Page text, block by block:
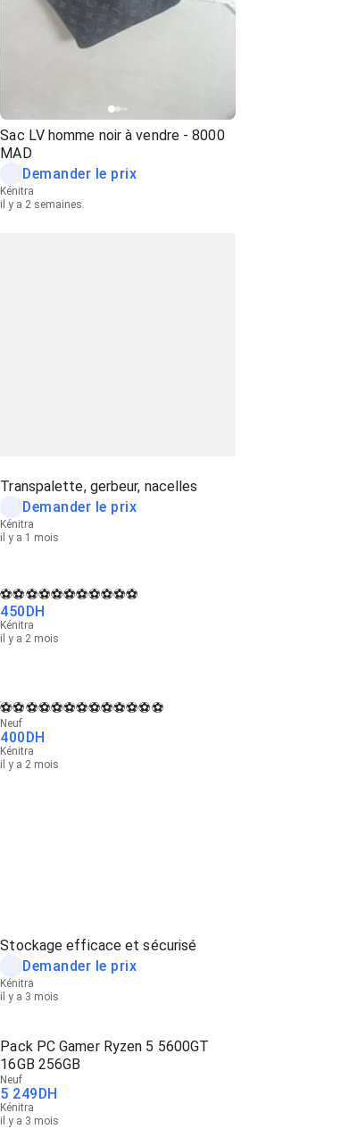
Sac LV homme noir à vendre - 8000
MAD
Demander le prix
Kénitra
il y a 2 semaines
Transpalette, gerbeur, nacelles
Demander le prix
Kénitra
il y a 1 mois
⚽⚽⚽⚽⚽⚽⚽⚽⚽⚽⚽
450DH
Kénitra
il y a 2 mois
⚽⚽⚽⚽⚽⚽⚽⚽⚽⚽⚽⚽⚽
Neuf
400DH
Kénitra
il y a 2 mois
Stockage efficace et sécurisé
Demander le prix
Kénitra
il y a 3 mois
Pack PC Gamer Ryzen 5 5600GT
16GB 256GB
Neuf
5 249DH
Kénitra
il y a 3 mois